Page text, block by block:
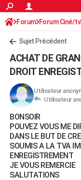
ACTUALITÉS
Politique
Société
Faits Divers
Education
Monde
Villes
+
Programme TV
TNTStreaming
Cinéma
Sorties cinéma
Musique
+FINANCE
Retraite
Impôts
Epargne
Immobilier
Risques naturels par ville
Banque
Assurance
Crédit
AUTO
Essais
Réserver un essai
Citadines
Berlines
SUV
Forum auto
HIGH-TECH
Mobiles
Meilleur smartphone
Internet
Ordinateurs
Jeux vidéo
Guide high-tech
BRICOLAGE
Forum
Aménagement intérieur
Extérieur
Cuisine
Salle de bains
Jardinage
Rangement
WEEK-END
Guides de France
Escapades
Patrimoine
Expositions
Musées
Week-end nature
+LIFESTYLE
Forum Forum Ciné/tv
Sujet Précédent
ACHAT DE
DROIT
Utilisateur
Utilisateur
BONSOIR
POUVEZ VOUS ME
DANS LE BUT DE
SOUMIS A LA TVA
ENREGISTREMENT
JE VOUS REMERCIE
SALUTATIONS